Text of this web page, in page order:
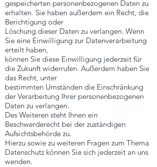
gespeicherten personenbezogenen Daten zu
erhalten. Sie haben außerdem ein Recht, die
Berichtigung oder
Löschung dieser Daten zu verlangen. Wenn
Sie eine Einwilligung zur Datenverarbeitung
erteilt haben,
können Sie diese Einwilligung jederzeit für
die Zukunft widerrufen. Außerdem haben Sie
das Recht, unter
bestimmten Umständen die Einschränkung
der Verarbeitung Ihrer personenbezogenen
Daten zu verlangen.
Des Weiteren steht Ihnen ein
Beschwerderecht bei der zuständigen
Aufsichtsbehörde zu.
Hierzu sowie zu weiteren Fragen zum Thema
Datenschutz können Sie sich jederzeit an uns
wenden.